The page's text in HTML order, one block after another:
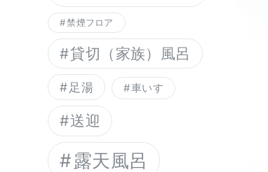
禁煙フロア
貸切（家族）風呂
足湯 車いす
送迎
露天風呂